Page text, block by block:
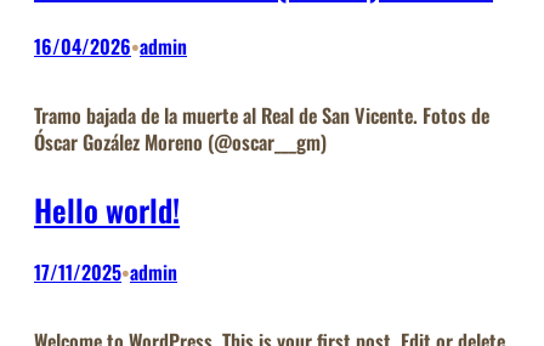
16/04/2026•admin
Tramo bajada de la muerte al Real de San Vicente. Fotos de
Óscar Gozález Moreno (@oscar___gm)
Hello world!
17/11/2025•admin